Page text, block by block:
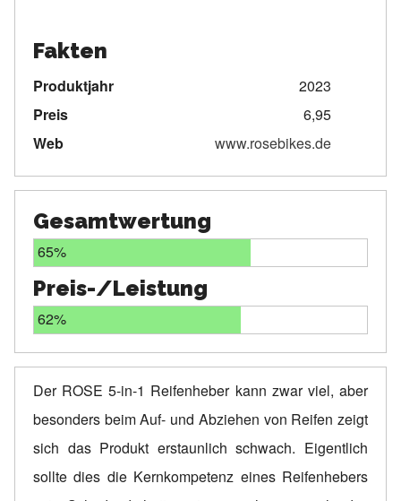
Fakten
Produktjahr
2023
Preis
6,95
Web
www.rosebikes.de
Gesamtwertung
65%
Preis-/Leistung
62%
Der ROSE 5-in-1 Reifenheber kann zwar viel, aber
besonders beim Auf- und Abziehen von Reifen zeigt
sich das Produkt erstaunlich schwach. Eigentlich
sollte dies die Kernkompetenz eines Reifenhebers